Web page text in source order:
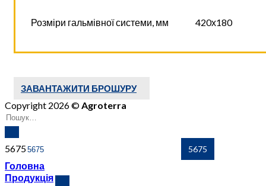
Розміри гальмівної системи, мм 420х180
ЗАВАНТАЖИТИ БРОШУРУ
Copyright 2026 © Agroterra
5675
Головна
Продукція